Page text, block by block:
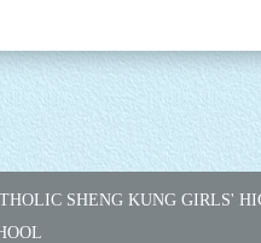
SHENG KUNG GIRLS'